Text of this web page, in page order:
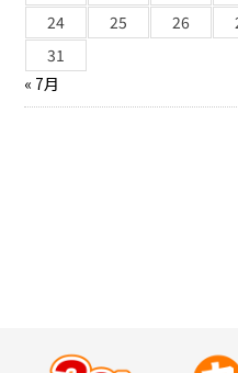
24
25 26
31
« 7月